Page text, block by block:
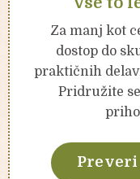
Za manj kot
dostop do
praktičnih
Pridružite
Preveri